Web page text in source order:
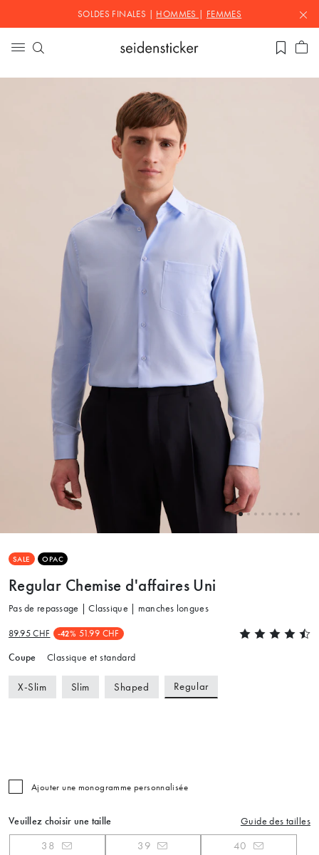
SOLDES FINALES | HOMMES FEMMES
SALE OPAC
Regular Chemise d'affaires Uni
Pas de repassage | Classique | manches longues
89.95 CHF -42% 51.99 CHF
Coupe Classique et standard
X-Slim Slim Shaped Regular
Ajouter une monogramme personnalisée
Veuillez choisir une taille Guide des tailles
38 39
40